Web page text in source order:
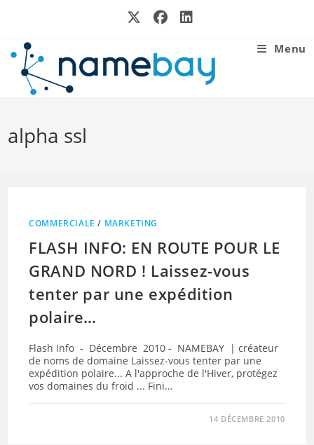
Menu
alpha ssl
COMMERCIALE / MARKETING
FLASH INFO: EN ROUTE POUR LE
GRAND NORD ! Laissez-vous
tenter par une expédition
polaire…
Flash Info - Décembre 2010 - NAMEBAY | créateur
de noms de domaine Laissez-vous tenter par une
expédition polaire... A l'approche de l'Hiver, protégez
vos domaines du froid ... Fini…
14 DÉCEMBRE 2010